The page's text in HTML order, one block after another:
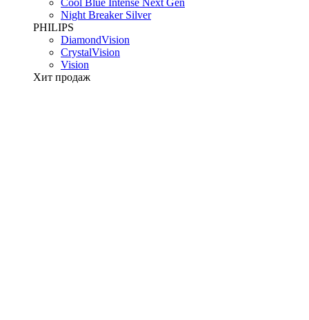
Cool Blue Intense Next Gen
Night Breaker Silver
PHILIPS
DiamondVision
CrystalVision
Vision
Хит продаж